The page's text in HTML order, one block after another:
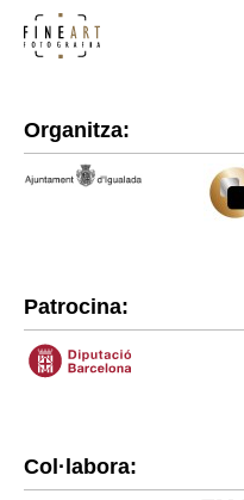
Organitza:
Patrocina:
Col·labora: